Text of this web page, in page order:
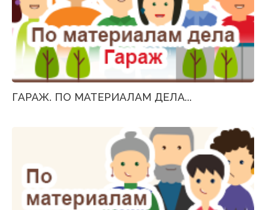
ГАРАЖ. ПО МАТЕРИАЛАМ ДЕЛА...